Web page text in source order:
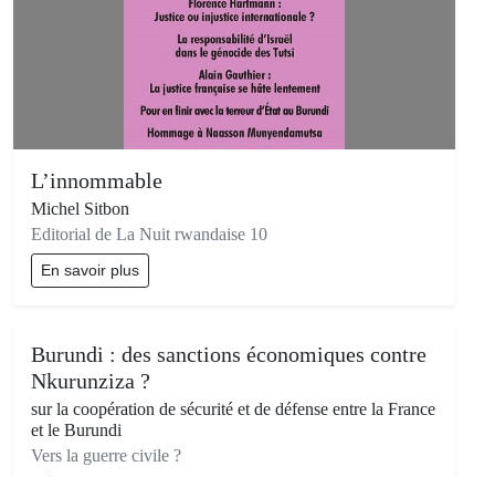
L’innommable
Michel Sitbon
Editorial de La Nuit rwandaise 10
En savoir plus
Burundi : des sanctions économiques contre
Nkurunziza ?
sur la coopération de sécurité et de défense entre la France
et le Burundi
Vers la guerre civile ?